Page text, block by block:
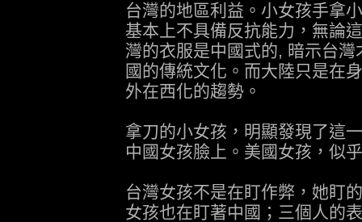
台灣的地區利益。小女孩手拿
基本上不具備反抗能力，無論
灣的衣服是中國式的, 暗示台
國的傳統文化。而大陸只是在
外在西化的趨勢。
拿刀的小女孩，明顯發現了這
中國女孩臉上。美國女孩，
台灣女孩不是在盯作弊，她盯
女孩也在盯著中國；三個人的